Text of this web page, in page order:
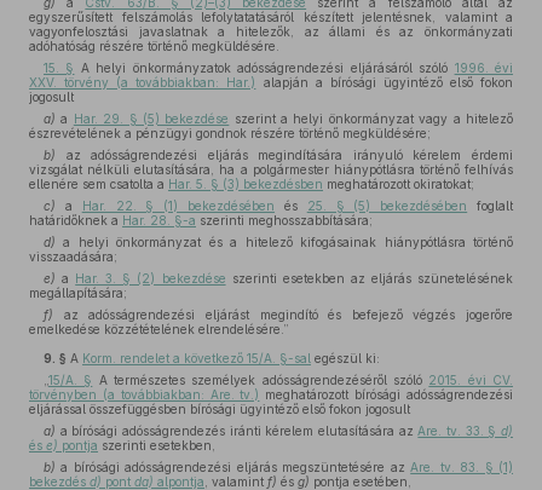
egyszerűsített felszámolás lefolytatatásáról készített jelentésnek, valamint a
vagyonfelosztási javaslatnak a hitelezők, az állami és az önkormányzati
adóhatóság részére történő megküldésére.
15. § A helyi önkormányzatok adósságrendezési eljárásáról szóló 1996. évi
XXV. törvény (a továbbiakban: Har.)
alapján a bírósági ügyintéző első fokon
jogosult
a) a Har. 29. § (5) bekezdése szerint a helyi önkormányzat vagy a hitelező
észrevételének a pénzügyi gondnok részére történő megküldésére;
b) az adósságrendezési eljárás megindítására irányuló kérelem érdemi
vizsgálat nélküli elutasítására, ha a polgármester hiánypótlásra történő felhívás
ellenére sem csatolta a Har. 5. § (3) bekezdésben meghatározott okiratokat;
c) a Har. 22. § (1) bekezdésében és 25. § (5) bekezdésében foglalt
határidőknek a Har. 28. §-a szerinti meghosszabbítására;
d) a helyi önkormányzat és a hitelező kifogásainak hiánypótlásra történő
visszaadására;
e) a Har. 3. § (2) bekezdése szerinti esetekben az eljárás szünetelésének
megállapítására;
f) az adósságrendezési eljárást megindító és befejező végzés jogerőre
emelkedése közzétételének elrendelésére.”
9. § A Korm. rendelet a következő 15/A. §-sal egészül ki:
15/A. § A természetes személyek adósságrendezéséről szóló 2015. évi CV.
törvényben (a továbbiakban: Are. tv.) meghatározott bírósági adósságrendezési
eljárással összefüggésben bírósági ügyintéző első fokon jogosult
a) a bírósági adósságrendezés iránti kérelem elutasítására az Are. tv. 33. §d)
és e) pontja szerinti esetekben,
b) a bírósági adósságrendezési eljárás megszüntetésére az Are. tv. 83. § (1)
bekezdés d) pont da) alpontja , valamint f) és g) pontja esetében,